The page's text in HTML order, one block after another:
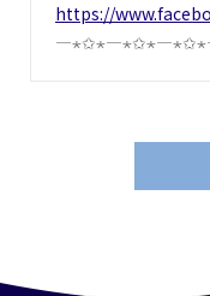
https://